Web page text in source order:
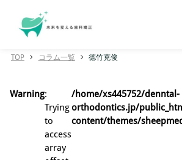
歯科矯正の種類
エリア別おすすめクリ
TOP コラム一覧 德竹克俊
Warning:
Trying
to
access
array
/home/xs445752/denntal-
orthodontics.jp/
content/themes/